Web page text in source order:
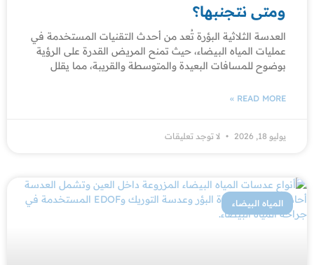
ومتى نتجنبها؟
العدسة الثلاثية البؤرة تُعد من أحدث التقنيات المستخدمة في
عمليات المياه البيضاء، حيث تمنح المريض القدرة على الرؤية
بوضوح للمسافات البعيدة والمتوسطة والقريبة، مما يقلل
READ MORE »
يوليو 18, 2026 لا توجد تعليقات
المياه البيضاء